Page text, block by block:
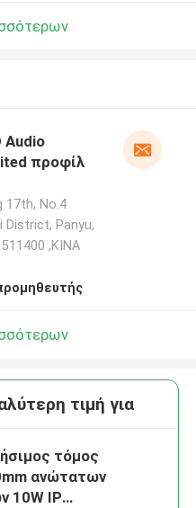
Audio
προφίλ
17th, No.4
District, Panyu,
,ΚΙΝΑ
τιμή για
τόμος
ανώτατων
10W IP